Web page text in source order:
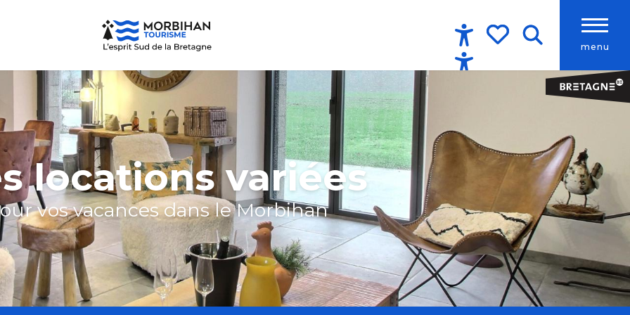
menu
Accessibilité
locations variées
vos vacances dans le Morbihan